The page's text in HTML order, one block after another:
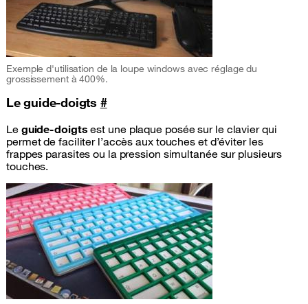
Exemple d'utilisation de la loupe windows avec réglage du
grossissement à 400%.
Le guide-doigts #
Le guide-doigts est une plaque posée sur le clavier qui
permet de faciliter l’accès aux touches et d’éviter les
frappes parasites ou la pression simultanée sur plusieurs
touches.